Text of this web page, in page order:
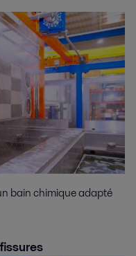
bain chimique adapté